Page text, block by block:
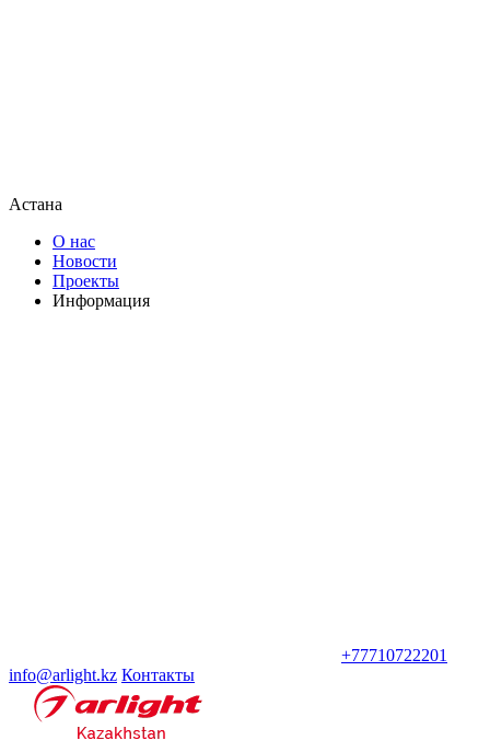
Астана
О нас
Новости
Проекты
Информация
+77710722201
info@arlight.kz Контакты